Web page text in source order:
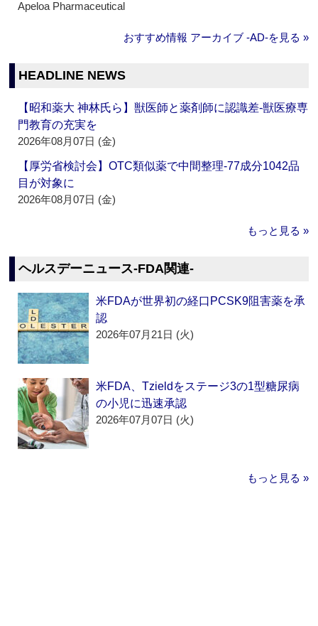
Apeloa Pharmaceutical
おすすめ情報 アーカイブ ‐AD‐を見る »
HEADLINE NEWS
【昭和薬大 神林氏ら】獣医師と薬剤師に認識差‐獣医療専
門教育の充実を
2026年08月07日 (金)
【厚労省検討会】OTC類似薬で中間整理‐77成分1042品
目が対象に
2026年08月07日 (金)
もっと見る »
ヘルスデーニュース‐FDA関連‐
米FDAが世界初の経口PCSK9阻害薬を承
認
2026年07月21日 (火)
米FDA、Tzieldをステージ3の1型糖尿病
の小児に迅速承認
2026年07月07日 (火)
もっと見る »